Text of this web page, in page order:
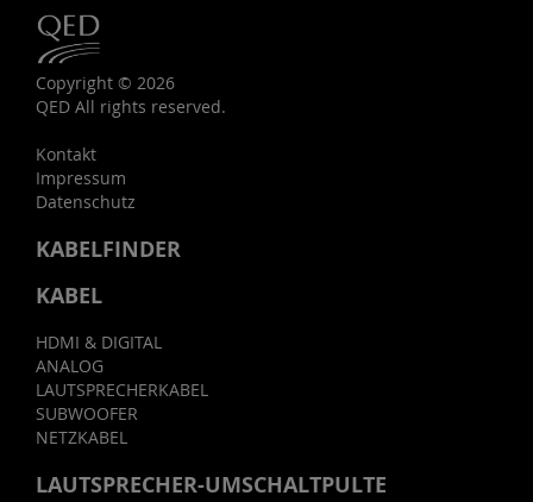
Copyright © 2026
QED All rights reserved.
Kontakt
Impressum
Datenschutz
KABELFINDER
KABEL
HDMI & DIGITAL
ANALOG
LAUTSPRECHERKABEL
SUBWOOFER
NETZKABEL
LAUTSPRECHER-UMSCHALTPULTE